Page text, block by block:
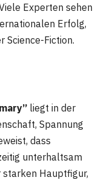
Experten sehen
Erfolg,
Science-Fiction.
liegt in der
Spannung
dass
unterhaltsam
starken Hauptfigur,